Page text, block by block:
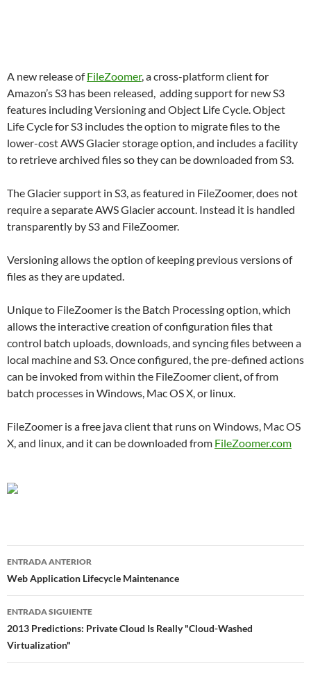
A new release ofFileZoomer, a cross-platform client for
Amazon’s S3 has been released, adding support for new S3
features including Versioning and Object Life Cycle. Object
Life Cycle for S3 includes the option to migrate files to the
lower-cost AWS Glacier storage option, and includes a facility
to retrieve archived files so they can be downloaded from S3.
The Glacier support in S3, as featured in FileZoomer, does not
require a separate AWS Glacier account. Instead it is handled
transparently by S3 and FileZoomer.
Versioning allows the option of keeping previous versions of
files as they are updated.
Unique to FileZoomer is the Batch Processing option, which
allows the interactive creation of configuration files that
control batch uploads, downloads, and syncing files between a
local machine and S3. Once configured, the pre-defined actions
can be invoked from within the FileZoomer client, of from
batch processes in Windows, Mac OS X, or linux.
FileZoomer is a free java client that runs on Windows, Mac OS
X, and linux, and it can be downloaded from FileZoomer.com
Navegador
de
entradas
ENTRADA ANTERIOR
Web Application Lifecycle Maintenance
ENTRADA SIGUIENTE
2013 Predictions: Private Cloud Is Really "Cloud-Washed
Virtualization"